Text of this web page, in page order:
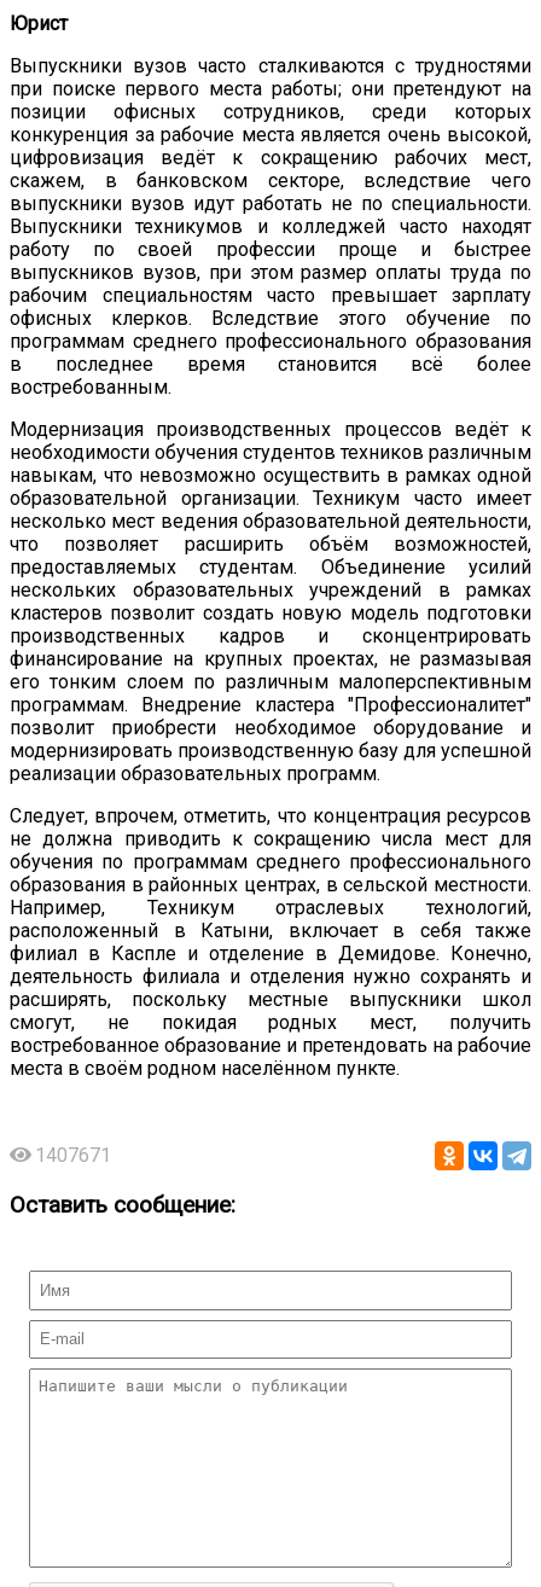
Юрист
Выпускники вузов часто сталкиваются с трудностями
при поиске первого места работы; они претендуют на
позиции офисных сотрудников, среди которых
конкуренция за рабочие места является очень высокой,
цифровизация ведёт к сокращению рабочих мест,
скажем, в банковском секторе, вследствие чего
выпускники вузов идут работать не по специальности.
Выпускники техникумов и колледжей часто находят
работу по своей профессии проще и быстрее
выпускников вузов, при этом размер оплаты труда по
рабочим специальностям часто превышает зарплату
офисных клерков. Вследствие этого обучение по
программам среднего профессионального образования
в последнее время становится всё более
востребованным.
Модернизация производственных процессов ведёт к
необходимости обучения студентов техников различным
навыкам, что невозможно осуществить в рамках одной
образовательной организации. Техникум часто имеет
несколько мест ведения образовательной деятельности,
что позволяет расширить объём возможностей,
предоставляемых студентам. Объединение усилий
нескольких образовательных учреждений в рамках
кластеров позволит создать новую модель подготовки
производственных кадров и сконцентрировать
финансирование на крупных проектах, не размазывая
его тонким слоем по различным малоперспективным
программам. Внедрение кластера "Профессионалитет"
позволит приобрести необходимое оборудование и
модернизировать производственную базу для успешной
реализации образовательных программ.
Следует, впрочем, отметить, что концентрация ресурсов
не должна приводить к сокращению числа мест для
обучения по программам среднего профессионального
образования в районных центрах, в сельской местности.
Например, Техникум отраслевых технологий,
расположенный в Катыни, включает в себя также
филиал в Каспле и отделение в Демидове. Конечно,
деятельность филиала и отделения нужно сохранять и
расширять, поскольку местные выпускники школ
смогут, не покидая родных мест, получить
востребованное образование и претендовать на рабочие
места в своём родном населённом пункте.
1407671
Оставить сообщение: